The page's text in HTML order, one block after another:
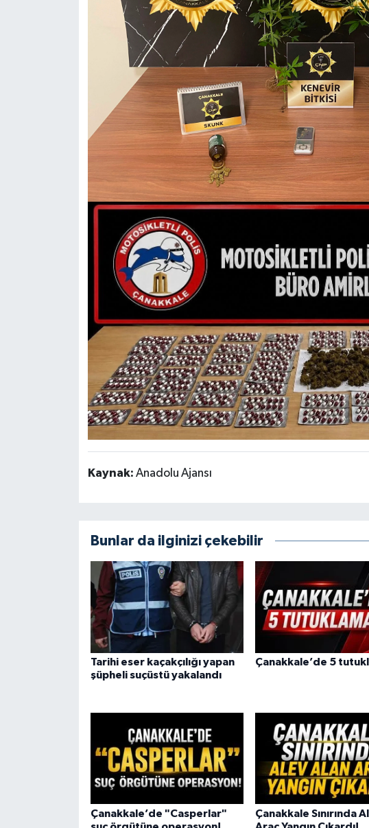
Kaynak: Anadolu Ajansı
Bunlar da ilginizi çekebilir
Tarihi eser kaçakçılığı yapan
şüpheli suçüstü yakalandı
Çanakkale’de 5
Çanakkale’de "Casperlar"
Çanakkale Sınırında